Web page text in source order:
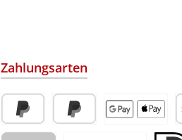
Zahlungsarten
PayPal Später BezahlenApple Pay /